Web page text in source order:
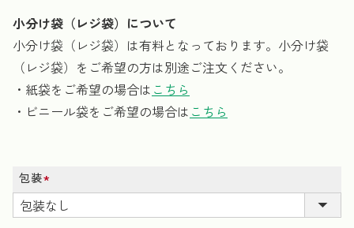
小分け袋（レジ袋）について
小分け袋（レジ袋）は有料となっております。小分け袋
（レジ袋）をご希望の方は別途ご注文ください。
・紙袋をご希望の場合は こちら
・ビニール袋をご希望の場合は こちら
包装
(必
須)